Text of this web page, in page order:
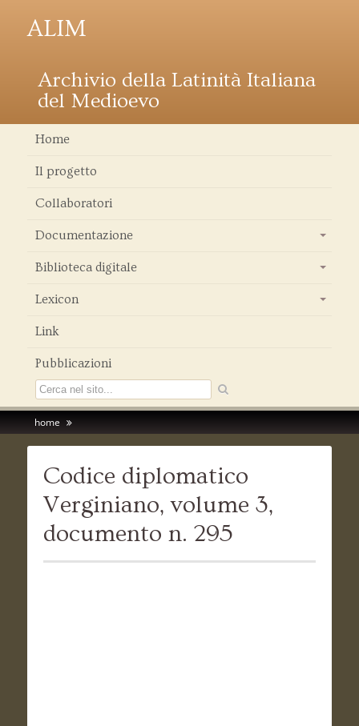
ALIM
Archivio della Latinità Italiana
del Medioevo
Home
Il progetto
Collaboratori
Documentazione
Biblioteca digitale
Lexicon
Link
Pubblicazioni
home
Codice diplomatico
Verginiano, volume 3,
documento n. 295